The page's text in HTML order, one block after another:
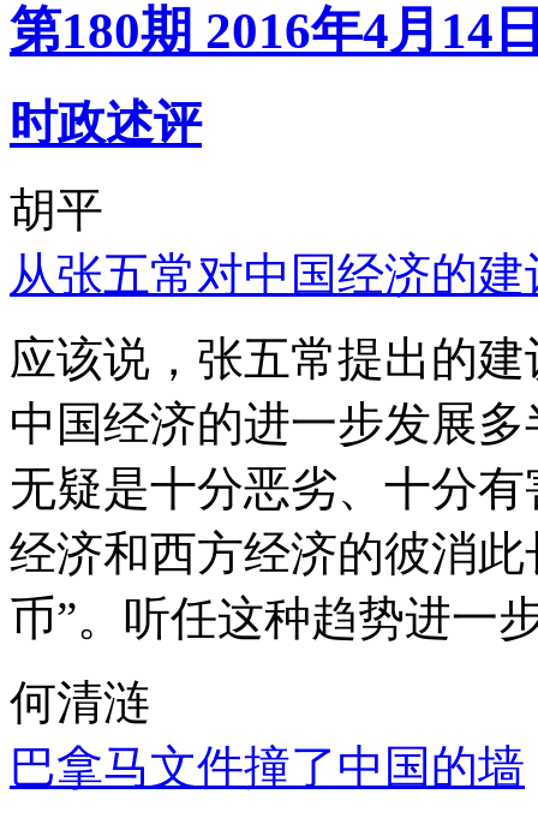
第180期 2016年4月14
时政述评
胡平
从张五常对中国经济的
应该说，张五常提出的
中国经济的进一步发展
无疑是十分恶劣、十分
经济和西方经济的彼消
币”。听任这种趋势进一
何清涟
巴拿马文件撞了中国的墙